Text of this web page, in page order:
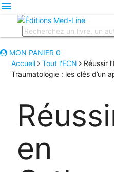
menu
MON PANIER 0
Accueil
Tout l'ECN
Réussir
Traumatologie : les clés d’un
en